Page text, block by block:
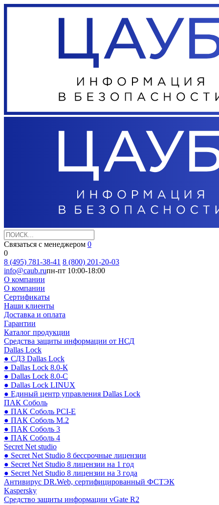
Связаться с менеджером 0
0
8 (495) 781-38-41 8 (800) 201-20-03
info@caub.ruпн-пт 10:00-18:00
О компании
О компании
Сертификаты
Наши клиенты
Доставка и оплата
Гарантии
Каталог продукции
Средства защиты информации от НСД
Dallas Lock
● СДЗ Dallas Lock
● Dallas Lock 8.0-К
● Dallas Lock 8.0-С
● Dallas Lock LINUX
● Единый центр управления Dallas Lock
ПАК Соболь
● ПАК Соболь PCI-E
● ПАК Соболь М.2
● ПАК Соболь 3
● ПАК Соболь 4
Secret Net studio
● Secret Net Studio 8 бессрочные лицензии
● Secret Net Studio 8 лицензии на 1 год
● Secret Net Studio 8 лицензии на 3 года
Антивирус DR.Web, сертифицированный ФСТЭК
Kaspersky
Средство защиты информации vGate R2